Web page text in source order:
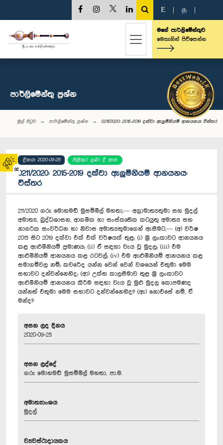
02
E த
මගේ පාර්ලිමේන්තුව
මෙතැනින් පිවිසෙන්න
පාර්ලි‌මේන්තු‌ ප්‍රශ්න
මුල් පිටුව පාර්ලි‌මේන්තු‌ ප්‍රශ්න 0211/2020: 2015-2019 දක්වා ඇලුමීනියම් ආනයනය: විස්තර
දිනය: 2020-09-25 පිළිතුර ලබා දී ඇත
0211/2020: 2015-2019 දක්වා ඇලුමීනියම් ආනයනය:
විස්තර
211/2020 ගරු මොහමඩ් මුසම්මිල් මහතා,— අග්‍රාමාත්‍යතුමා සහ මුදල්
අමාත්‍ය, බුද්ධශාසන, ආගමික හා සංස්කෘතික කටයුතු අමාත්‍ය සහ
නාගරික සංවර්ධන හා නිවාස අමාත්‍යතුමාගෙන් ඇසීමට,— (අ) වර්ෂ
2015 සිට 2019 දක්වා එක් එක් වර්ෂයක් තුළ; (i) ශ්‍රී ලංකාවට ආනයනය
කළ ඇළුමිනියම් ප්‍රමාණය; (ii) ඒ සඳහා වැය වූ මුදල; (iii) එම
ඇළුමිනියම් ආනයනය කළ රටවල්; (iv) එම ඇළුමිනියම් ආනයනය කළ
සමාගම්වල නම්; කවරේද යන්න වෙන් වෙන් වශයෙන් එතුමා මෙම
සභාවට දන්වන්නෙහිද; (ආ) උක්ත කාලසීමාව තුළ ශ්‍රී ලංකාවට
ඇළුමිනියම් ආනයනය කිරීම සඳහා වැය වූ මුළු මුදල කොපමණද
යන්නත් එතුමා මෙම සභාවට දන්වන්නෙහිද? (ඇ) නොඑසේ නම්, ඒ
මන්ද?
අසන ලද දිනය
2020-09-25
අසන ලද්දේ
ගරු මොහමඩ් මුසම්මිල් මහතා, පා.ම.
අමාත්‍යාංශය
මුදල්
ව්‍යවස්ථාදායකය